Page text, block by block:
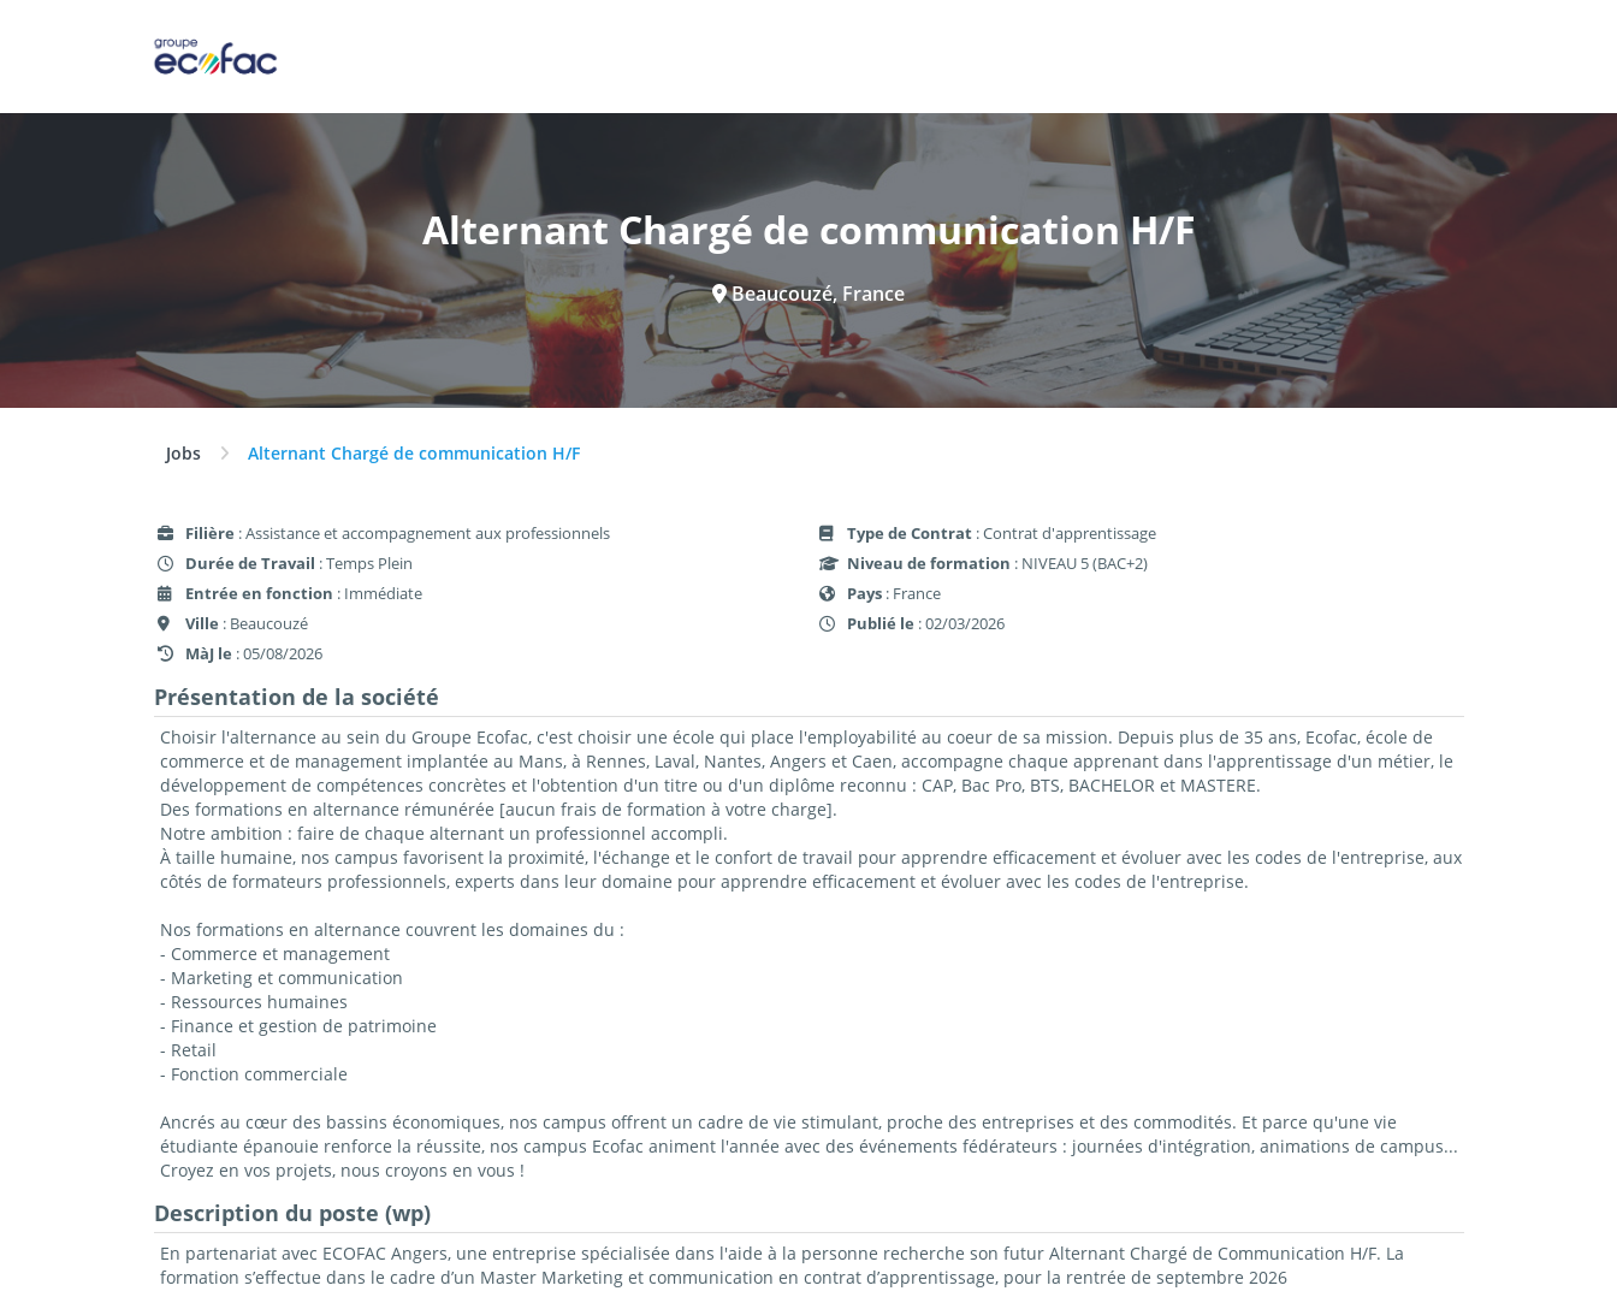
Alternant Chargé de communication H/F
Beaucouzé, France
Jobs Alternant Chargé de communication H/F
Filière : Assistance et accompagnement aux professionnels
Durée de Travail : Temps Plein
Entrée en fonction : Immédiate
Ville : Beaucouzé
MàJ le : 05/08/2026
Type de Contrat : Contrat d'apprentissage
Niveau de formation : NIVEAU 5 (BAC+2)
Pays : France
Publié le : 02/03/2026
Présentation de la société
Choisir l'alternance au sein du Groupe Ecofac, c'est choisir une école qui place l'employabilité au coeur de sa mission. Depuis plus de 35 ans, Ecofac, école de
commerce et de management implantée au Mans, à Rennes, Laval, Nantes, Angers et Caen, accompagne chaque apprenant dans l'apprentissage d'un métier, le
développement de compétences concrètes et l'obtention d'un titre ou d'un diplôme reconnu : CAP, Bac Pro, BTS, BACHELOR et MASTERE.
Des formations en alternance rémunérée [aucun frais de formation à votre charge].
Notre ambition : faire de chaque alternant un professionnel accompli.
À taille humaine, nos campus favorisent la proximité, l'échange et le confort de travail pour apprendre efficacement et évoluer avec les codes de l'entreprise, aux
côtés de formateurs professionnels, experts dans leur domaine pour apprendre efficacement et évoluer avec les codes de l'entreprise.
Nos formations en alternance couvrent les domaines du :
- Commerce et management
- Marketing et communication
- Ressources humaines
- Finance et gestion de patrimoine
- Retail
- Fonction commerciale
Ancrés au cœur des bassins économiques, nos campus offrent un cadre de vie stimulant, proche des entreprises et des commodités. Et parce qu'une vie
étudiante épanouie renforce la réussite, nos campus Ecofac animent l'année avec des événements fédérateurs : journées d'intégration, animations de campus...
Croyez en vos projets, nous croyons en vous !
Description du poste (wp)
En partenariat avec ECOFAC Angers, une entreprise spécialisée dans l'aide à la personne recherche son futur Alternant Chargé de Communication H/F. La
formation s’effectue dans le cadre d’un Master Marketing et communication en contrat d’apprentissage, pour la rentrée de septembre 2026